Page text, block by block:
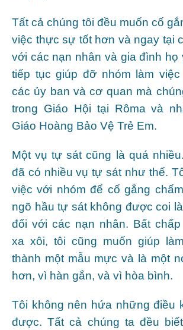
Tất cả chúng tôi đều muốn cố
việc thực sự tốt hơn và ngay tại
với các nạn nhân và gia đình họ
tiếp tục giúp đỡ nhóm làm
các ủy ban và cơ quan mà
trong Giáo Hội tại Rôma và
Giáo Hoàng Bảo Vệ Trẻ Em.
Một vụ tự sát cũng là quá
đã có nhiều vụ tự sát như thế.
việc với nhóm để cố gắng
ngõ hầu tự sát không được coi
đối với các nạn nhân. Bất
xa xôi, tôi cũng muốn giúp
thành một mẫu mực và là một
hơn, vì hàn gắn, và vì hòa bình.
Tôi không nên hứa những điều
được. Tất cả chúng ta đều